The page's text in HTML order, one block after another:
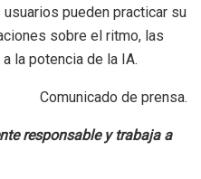
pueden practicar su
sobre el ritmo, las
la potencia de la IA.
Comunicado de prensa.
responsable y trabaja a